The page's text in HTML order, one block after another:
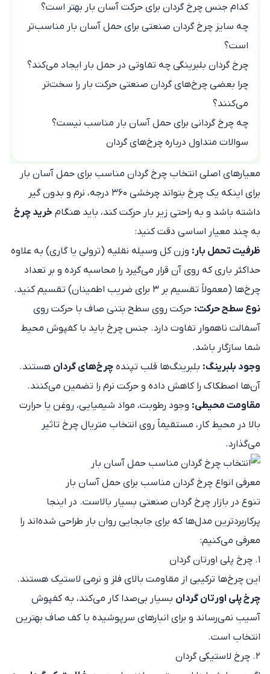
کدام جنس چرخ گردان برای حرکت آسان بار بهتر است؟
چه سایز چرخ گردان صنعتی برای حمل آسان بار مناسب‌تر
است؟
چرخ گردان بلبرینگی چه تفاوتی در حمل بار ایجاد می‌کند؟
چرا بعضی چرخ‌های گردان صنعتی حرکت بار را سخت‌تر
می‌کنند؟
چه چرخ گردانی برای حمل آسان بار مناسب نیست؟
سوالات متداول درباره چرخ‌های گردان
معیارهای اصلی انتخاب چرخ گردان مناسب برای حمل آسان بار
برای اینکه یک چرخ بتواند چرخشی ۳۶۰ درجه، نرم و بدون گیر
داشته باشد و به راحتی زیر بار حرکت کند، باید هنگام خرید چرخ
به چند معیار اساسی دقت کنید:
ظرفیت تحمل بار: وزن کل وسیله نقلیه (ترولی یا گاری) به علاوه
حداکثر باری که روی آن قرار می‌گیرد را محاسبه کرده و بر تعداد
چرخ‌ها (معمولاً تقسیم بر ۳ برای ضریب اطمینان) تقسیم کنید.
نوع سطح حرکت: حرکت روی سطح بتنی صاف با حرکت روی
آسفالت ناهموار تفاوت دارد. جنس چرخ باید با کفپوش محیط
شما سازگار باشد.
وجود بلبرینگ: بلبرینگ‌ها قلب تپنده چرخ‌های گردان هستند.
آن‌ها اصطکاک را کاهش داده و حرکت نرم را تضمین می‌کنند.
مقاومت محیطی: وجود رطوبت، مواد شیمیایی، روغن یا حرارت
بالا در محیط کار، مستقیماً روی انتخاب متریال چرخ تاثیر
می‌گذارد.
معرفی انواع چرخ گردان مناسب برای حمل آسان بار
تنوع در بازار چرخ گردان صنعتی بسیار بالاست. در اینجا
پرکاربردترین مدل‌ها که برای جابجایی روان بار طراحی شده‌اند را
معرفی می‌کنیم:
۱. چرخ پلی اورتان گردان
این چرخ‌ها ترکیبی از مقاومت بالای فلز و نرمی لاستیک هستند.
چرخ پلی اورتان گردان بسیار بی‌صدا کار می‌کند، به کفپوش
آسیب نمی‌رساند و برای انبارهای سرپوشیده با کف صاف بهترین
انتخاب است.
۲. چرخ لاستیکی گردان